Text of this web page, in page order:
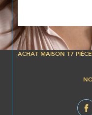
ACHAT MAISON T7